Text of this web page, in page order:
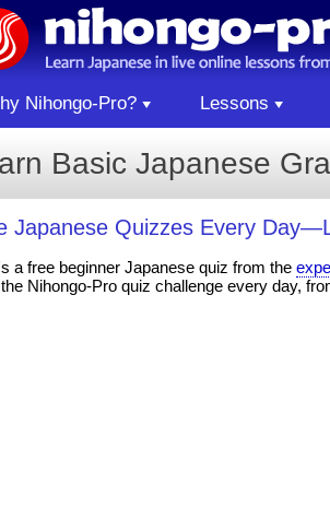
Nihongo-Pro? Lessons
Basic Japanese
Japanese Quizzes Every
a free beginner Japanese quiz from the
Nihongo-Pro quiz challenge every day,